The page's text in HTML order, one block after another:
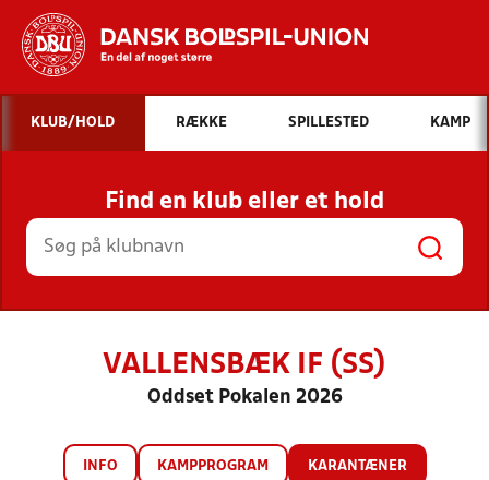
Hvad vil du søge efter?
INDHOLD OG NYHEDER
STILLINGER, RESULTATER, KLUBBER OG
HOLD
KLUB/HOLD RÆKKE SPILLESTED KAMP
Find en klub eller et hold
VALLENSBÆK IF (SS)
Oddset Pokalen 2026
INFO KAMPPROGRAM KARANTÆNER